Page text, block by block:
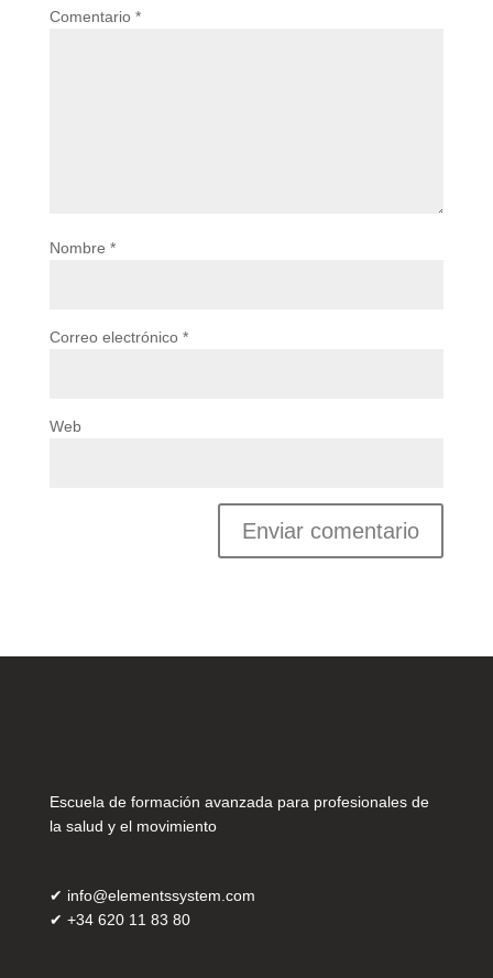
Comentario *
Nombre *
Correo electrónico *
Web
Escuela de formación avanzada para profesionales de
la salud y el movimiento
✔ info@elementssystem.com
✔ +34 620 11 83 80